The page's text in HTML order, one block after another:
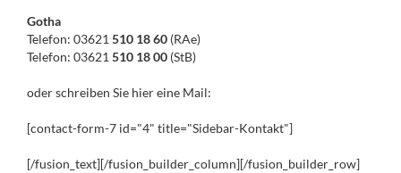
Gotha
Telefon: 03621 510 18 60 (RAe)
Telefon: 03621 510 18 00 (StB)
oder schreiben Sie hier eine Mail:
[contact-form-7 id="4" title="Sidebar-Kontakt"]
[/fusion_text][/fusion_builder_column][/fusion_builder_row]